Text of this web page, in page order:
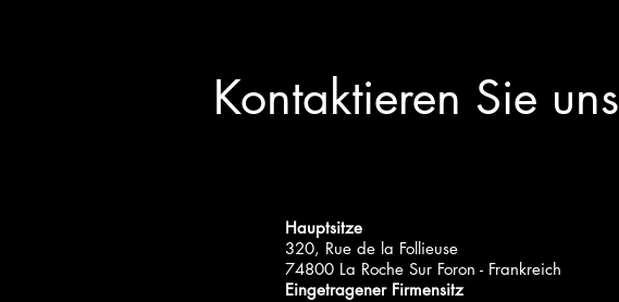
Kontaktieren Sie uns
Hauptsitze
320, Rue de la Follieuse
74800 La Roche Sur Foron - Frankreich
Eingetragener Firmensitz